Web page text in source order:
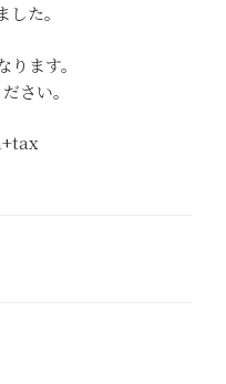
た。
ます。
さい。